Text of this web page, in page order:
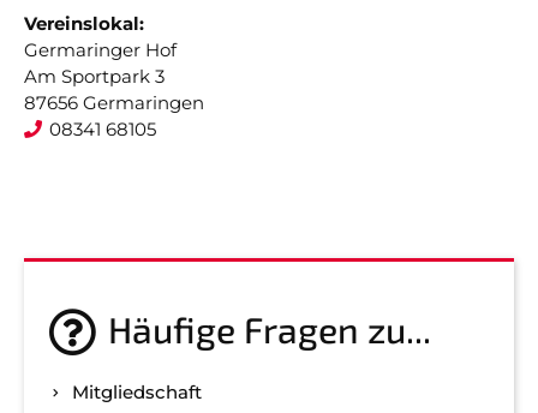
Vereinslokal:
Germaringer Hof
Am Sportpark 3
87656 Germaringen
08341 68105
Häufige Fragen zu...
Mitgliedschaft